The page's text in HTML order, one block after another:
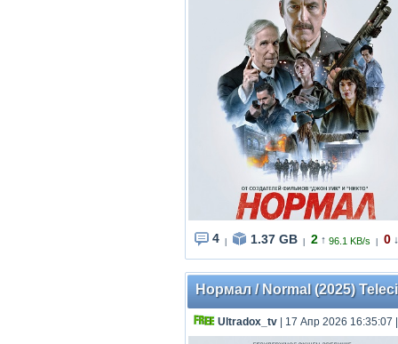
4 1.37 GB 2 ↑ 96.1 KB/s 0 ↓
Нормал / Normal (2025)
Ultradox_tv | 17 Апр 2026 16:35:07